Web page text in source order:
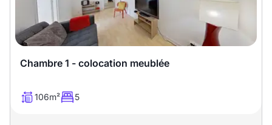
Chambre 1 - colocation meublée
106m² 5